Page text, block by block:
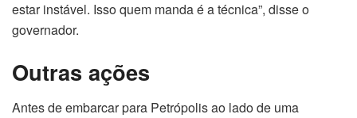
estar instável. Isso quem manda é a técnica”, disse o
governador.
Outras ações
Antes de embarcar para Petrópolis ao lado de uma